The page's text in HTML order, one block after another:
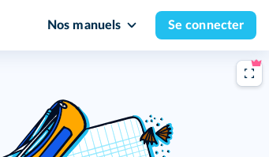
Nos manuels Se connecter